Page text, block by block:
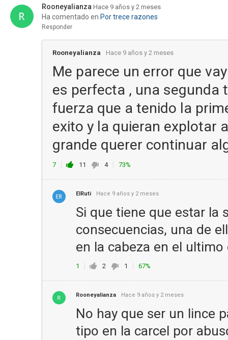
Rooneyalianza Hace 9 años y 2 meses
Ha comentado en Por trece razones
Responder
Rooneyalianza Hace 9 años y 2 meses
Me parece un error que
es perfecta , una segunda
fuerza que a tenido la
exito y la quieran explotar
grande querer continuar
7 11 4 73%
ElRuti Hace 9 años y 2 meses
Si que tiene que estar la
consecuencias, una de
en la cabeza en el
1 2 1 67%
Rooneyalianza Hace 9 años y 2 meses
No hay que ser un lince
tipo en la carcel por